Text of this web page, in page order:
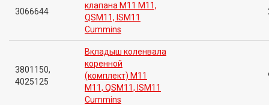
3066644
клапана M11 M11,
QSM11, ISM11
Cummins
3801150,
4025125
Вкладыш коленвала
коренной
(комплект) M11
M11, QSM11, ISM11
Cummins